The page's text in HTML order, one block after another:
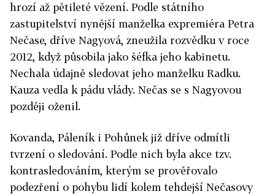
hrozí až pětileté vězení. Podle státního
zastupitelství nynější manželka expremiéra Petra
Nečase, dříve Nagyová, zneužila rozvědku v roce
2012, když působila jako šéfka jeho kabinetu.
Nechala údajně sledovat jeho manželku Radku.
Kauza vedla k pádu vlády. Nečas se s Nagyovou
později oženil.
Kovanda, Páleník i Pohůnek již dříve odmítli
tvrzení o sledování. Podle nich byla akce tzv.
kontrasledováním, kterým se prověřovalo
podezření o pohybu lidí kolem tehdejší Nečasovy